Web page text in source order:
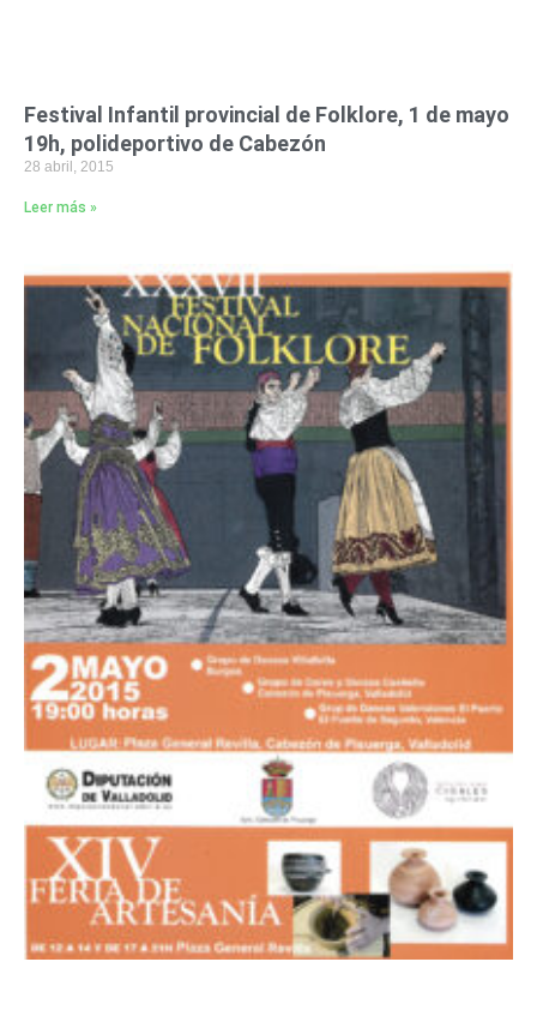
Festival Infantil provincial de Folklore, 1 de mayo
19h, polideportivo de Cabezón
28 abril, 2015
Leer más »